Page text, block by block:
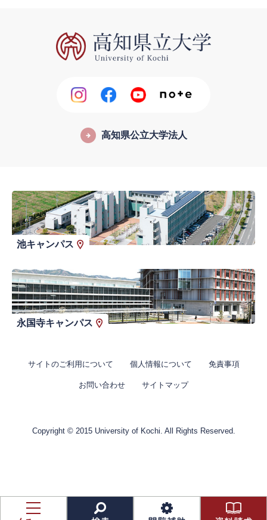
高知県公立大学法人
池キャンパス
永国寺キャンパス
サイトのご利用について 個人情報について 免責事項
お問い合わせ サイトマップ
Copyright © 2015 University of Kochi. All Rights Reserved.